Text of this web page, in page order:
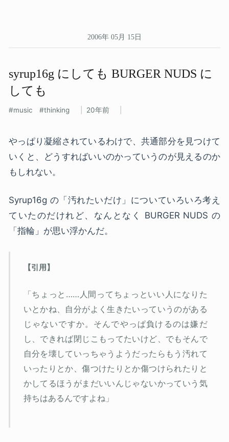
2006年 05月 15日
syrup16g に​しても​ BURGER NUDS に​
しても
music thinking 20年前
やっぱり凝縮されているわけで、共通部分を見つけて
いくと、どうすればいいのかっていうのが見えるのか
もしれない。
Syrup16g の「汚れたいだけ」についていろいろ考え
ていたのだけれど、なんとなく BURGER NUDS の
「指輪」が思い浮かんだ。
「ちょっと……人間ってちょっといい人になりた
いとかね、自分がよく生きたいっていうのがある
じゃないですか。そんでやっぱ負けるのは嫌だ
し、できれば閉じこもってたいけど、でもそんで
自分を壊していっちゃうようだったらもう汚れて
いったりとか、傷つけたりとか傷つけられたりと
かしてるほうがまだいいんじゃないかっていう気
持ちはあるんですよね」